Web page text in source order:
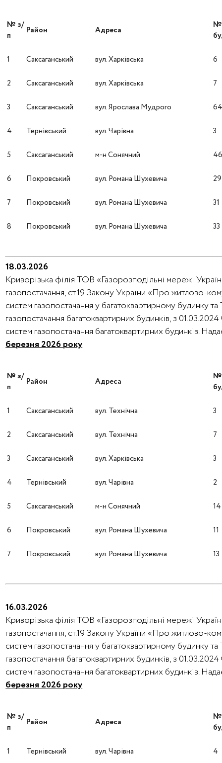
№ з/
п
Район Адреса
№
1 Саксаганський вул. Харківська 6
2 Саксаганський вул. Харківська 7
3 Саксаганський вул. Ярослава Мудрого
4 Тернівський вул. Чарівна 3
5 Саксаганський м-н Сонячний
6 Покровський вул. Романа Шухевича 29
7 Покровський вул. Романа Шухевича 31
8 Покровський вул. Романа Шухевича 33
18.03.2026
Криворізька філія ТОВ «Газорозподільні мережі
газопостачання, ст.19 Закону України «Про житлово-
систем газопостачання у багатоквартирному будинку
газопостачання багатоквартирних будинків, з
систем газопостачання багатоквартирних будинків.
березня 2026 року
№ з/
п
Район Адреса
№
1 Саксаганський вул. Технічна 3
2 Саксаганський вул. Технічна 7
3 Саксаганський вул. Харківська 3
4 Тернівський вул. Чарівна 2
5 Саксаганський м-н Сонячний 14
6 Покровський вул. Романа Шухевича 11
7 Покровський вул. Романа Шухевича 13
16.03.2026
Криворізька філія ТОВ «Газорозподільні мережі
газопостачання, ст.19 Закону України «Про житлово-
систем газопостачання у багатоквартирному будинку
газопостачання багатоквартирних будинків, з
систем газопостачання багатоквартирних будинків.
березня 2026 року
№ з/
п
Район Адреса
№
1 Тернівський вул. Чарівна 4